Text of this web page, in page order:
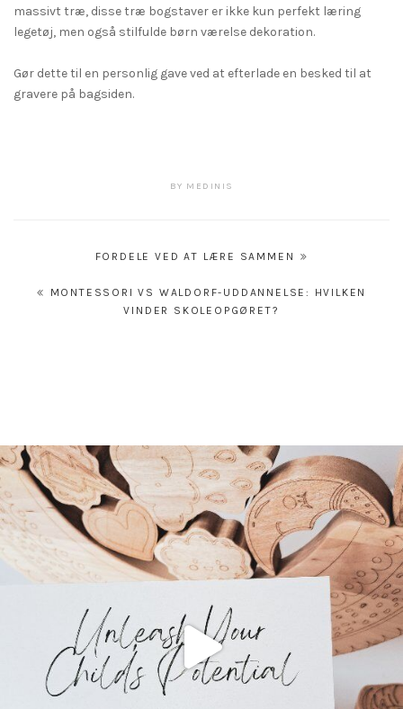
massivt træ, disse træ bogstaver er ikke kun perfekt læring
legetøj, men også stilfulde børn værelse dekoration. ⁠
Gør dette til en personlig gave ved at efterlade en besked til at
gravere på bagsiden.
BY MEDINIS
Indlægsnavigation
FORDELE VED AT LÆRE SAMMEN
MONTESSORI VS WALDORF-UDDANNELSE: HVILKEN
VINDER SKOLEOPGØRET?